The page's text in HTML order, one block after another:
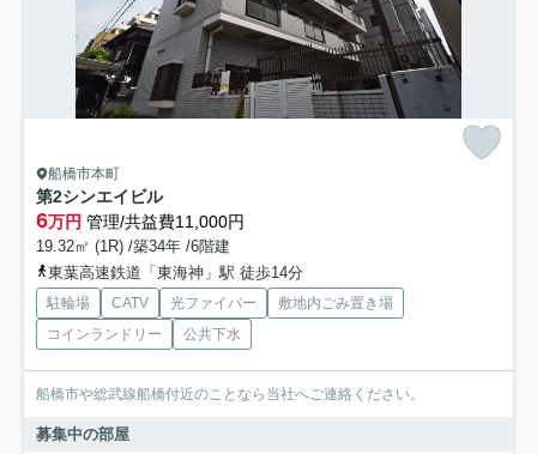
船橋市本町
第2シンエイビル
6万円 管理/共益費11,000円
19.32㎡ (1R) /築34年 /6階建
東葉高速鉄道「東海神」駅 徒歩14分
駐輪場 CATV 光ファイバー
敷地内ごみ置き場
コインランドリー
公共下水
船橋市や総武線船橋付近のことなら当社へご連絡ください。
募集中の部屋